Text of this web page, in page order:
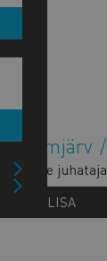
Ilmjärv
juhataja
KÜSI LISA